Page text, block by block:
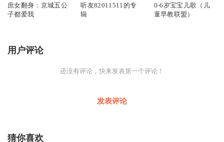
庶女翻身：京城五公
子都爱我
听友82011511的专
辑
0-6岁宝宝儿歌（儿
童早教联盟）
用户评论
还没有评论，快来发表第一个评论！
发表评论
猜你喜欢